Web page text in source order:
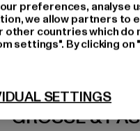
Art.Nr: MT1543-00220
Hersteller: TB
Dr.-Robert-Murjahn-
GRÖSSE
preferences, analyse
we allow partners to
countries which do
settings". By clicking
SETTINGS